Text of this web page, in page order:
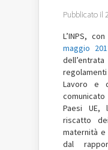
Pubblicato il
L’INPS,
maggio
Lavoro e
Paesi UE,
riscatto
maternità
dal